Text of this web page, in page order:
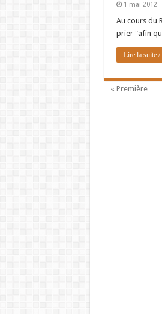
1 mai 2012
Au cours du
prier "afin
Lire la suite
« Première